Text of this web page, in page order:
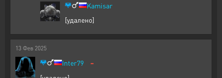
Kamisar
[удалено]
13 Фев 2025
Inter79 -